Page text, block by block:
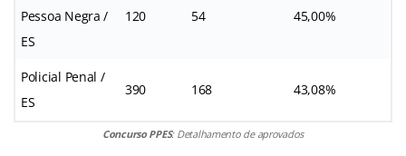
Pessoa Negra /
ES
120 54 45,00%
Policial Penal /
ES
390 168 43,08%
Concurso PPES: Detalhamento de aprovados